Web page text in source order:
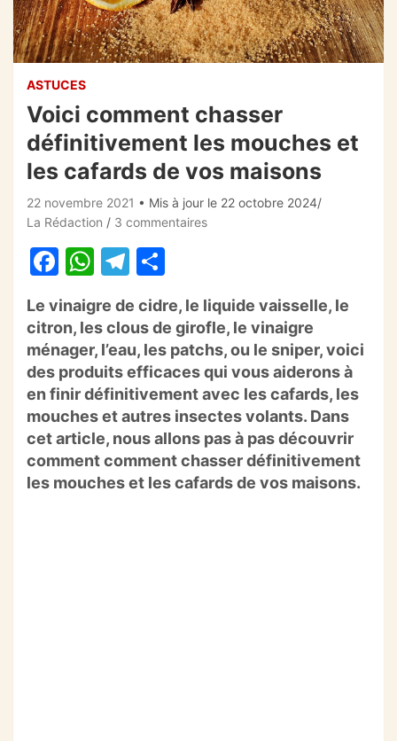
ASTUCES
Voici comment chasser
définitivement les mouches et
les cafards de vos maisons
22 novembre 2021 • Mis à jour le 22 octobre 2024
La Rédaction
3 commentaires
F
a
c
e
b
o
o
k
W
at
s
A
p
p
T
el
e
gr
a
m
ta
g
er
Le vinaigre de cidre, le liquide vaisselle, le
citron, les clous de girofle, le vinaigre
ménager, l’eau, les patchs, ou le sniper, voici
des produits efficaces qui vous aiderons à
en finir définitivement avec les cafards, les
mouches et autres insectes volants. Dans
cet article, nous allons pas à pas découvrir
comment comment chasser définitivement
les mouches et les cafards de vos maisons.